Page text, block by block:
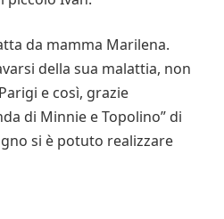
da mamma Marilena.
della sua malattia, non
e così, grazie
di Minnie e Topolino” di
si è potuto realizzare